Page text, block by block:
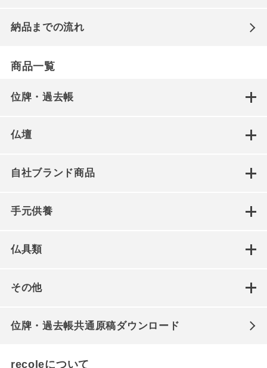
納品までの流れ
商品一覧
位牌・過去帳
仏壇
自社ブランド商品
手元供養
仏具類
その他
位牌・過去帳共通原稿ダウンロード
recoleについて